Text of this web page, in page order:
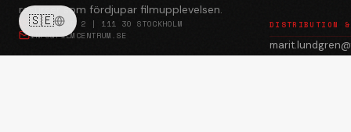
resurser som fördjupar filmupplevelsen.
BREDGRÄND 2 | 111 30 STOCKHOLM
INFO@FILMCENTRUM.SE
DISTRIBUTION &
🇸🇪